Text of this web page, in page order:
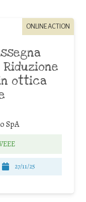
ONLINE ACTION
ottica
SpA
27/11/25